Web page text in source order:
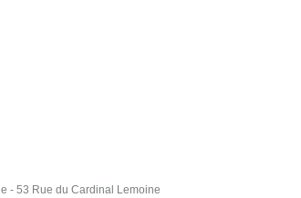
- 53 Rue du Cardinal Lemoine